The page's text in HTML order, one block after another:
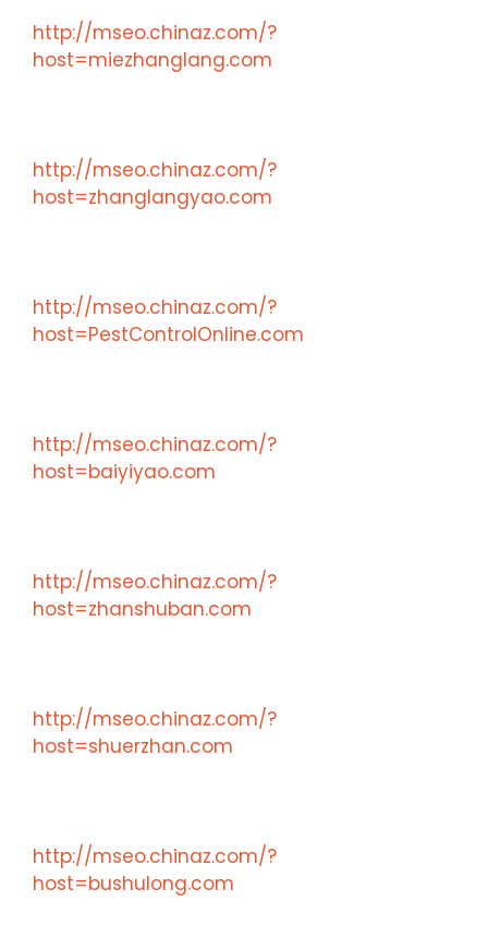
http://mseo.chinaz.com/?
host=miezhanglang.com
http://mseo.chinaz.com/?
host=zhanglangyao.com
http://mseo.chinaz.com/?
host=PestControlOnline.com
http://mseo.chinaz.com/?
host=baiyiyao.com
http://mseo.chinaz.com/?
host=zhanshuban.com
http://mseo.chinaz.com/?
host=shuerzhan.com
http://mseo.chinaz.com/?
host=bushulong.com